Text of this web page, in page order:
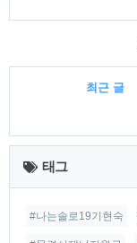
최근 글
최
근
글
태그
#나는솔로19기현숙